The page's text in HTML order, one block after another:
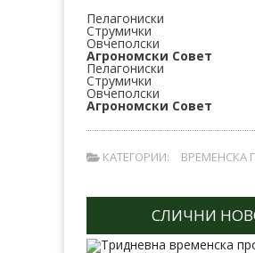
Пелагониски
Струмички
Овчеполски
Агрономски Совет
Пелагониски
Струмички
Овчеполски
Агрономски Совет
КАТЕГОРИИ: ВРЕМЕНСКА
СЛИЧНИ